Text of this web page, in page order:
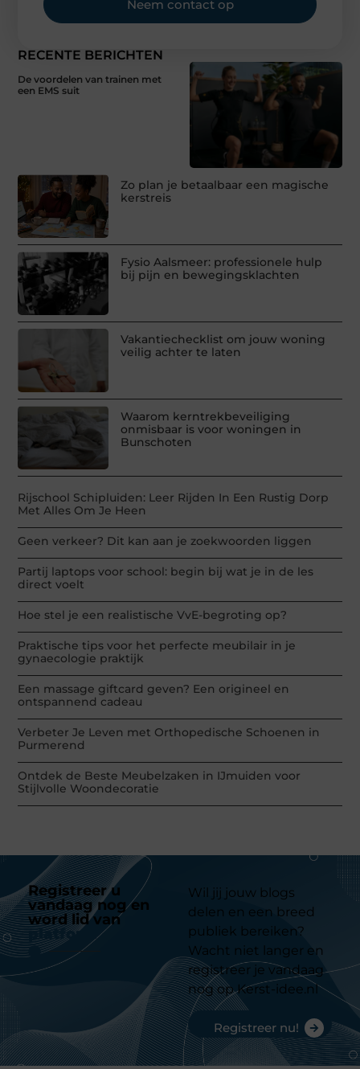
RECENTE BERICHTEN
De voordelen van trainen met
een EMS suit
Zo plan je betaalbaar een magische
kerstreis
Fysio Aalsmeer: professionele hulp
bij pijn en bewegingsklachten
Vakantiechecklist om jouw woning
veilig achter te laten
Waarom kerntrekbeveiliging
onmisbaar is voor woningen in
Bunschoten
Rijschool Schipluiden: Leer Rijden In Een Rustig Dorp
Met Alles Om Je Heen
Geen verkeer? Dit kan aan je zoekwoorden liggen
Partij laptops voor school: begin bij wat je in de les
direct voelt
Hoe stel je een realistische VvE-begroting op?
Praktische tips voor het perfecte meubilair in je
gynaecologie praktijk
Een massage giftcard geven? Een origineel en
ontspannend cadeau
Verbeter Je Leven met Orthopedische Schoenen in
Purmerend
Ontdek de Beste Meubelzaken in IJmuiden voor
Stijlvolle Woondecoratie
Neem contact op
Registreer u
vandaag nog en
word lid van
platform
Wil jij jouw blogs
delen en een breed
publiek bereiken?
Wacht niet langer en
registreer je vandaag
nog op Kerst-idee.nl
Registreer nu!